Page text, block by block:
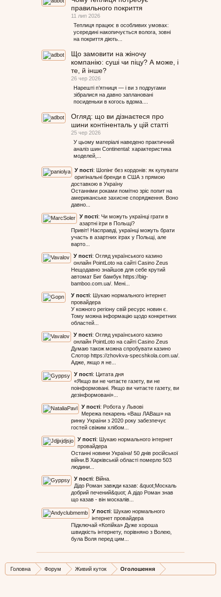
правильного покриття
11 лип 2026
Теплиця працює в особливих умовах:
усередині накопичується волога, зовні
на покриття діють...
Що замовити на жіночу
компанію: суші чи піцу? А може, і
те, й інше?
26 чер 2026
Нарешті п’ятниця — і ви з подругами
зібралися на давно заплановані
посиденьки в когось вдома....
Огляд: що ви дізнаєтеся про
шини контіненталь у цій статті
25 чер 2026
У цьому матеріалі наведено практичний
аналіз шин Continental: характеристика
моделей,...
У пості: Шопінг без кордонів: як купувати
оригінальні бренди в США з прямою
доставкою в Україну
Останніми роками помітно зріс попит на
американське захисне спорядження. Воно
давно...
У пості: Чи можуть українці грати в
азартні ігри в Польщі?
Привіт! Насправді, українці можуть брати
участь в азартних іграх у Польщі, але
варто...
У пості: Огляд українського казино
онлайн PointLoto на сайті Casino Zeus
Нещодавно знайшов для себе крутий
автомат Биг бамбук https://big-
bamboo.com.ua/. Мені...
У пості: Шукаю нормального інтернет
провайдера
У кожного регіону свій ресурс новин є.
Тому можна інформацію щодо конкретних
областей...
У пості: Огляд українського казино
онлайн PointLoto на сайті Casino Zeus
Думаю також можна спробувати казино
Слотор https://zhovkva-specshkola.com.ua/.
Адже, якщо я не...
У пості: Цитата дня
«Якщо ви не читаєте газету, ви не
поінформовані. Якщо ви читаєте газету, ви
дезінформовані»...
У пості: Робота у Львові
Мережа пекарень «Ваш ЛАВаш» на
ринку України з 2020 року забезпечує
гостей свіжим хлібом...
У пості: Шукаю нормального інтернет
провайдера
Останні новини Україна! 50 днів російської
війни.В Харківській області померло 503
людини...
У пості: Війна.
Дідо Роман завжди казав: &quot;Москаль
добрий печений&quot; А дідо Роман знав
що казав - він москалів...
У пості: Шукаю нормального
інтернет провайдера
Підключай «Копійка» Дуже хороша
швидкість інтернету, порівняно з Волею,
була Воля перед цим...
Головна Форум Живий куток Оголошення